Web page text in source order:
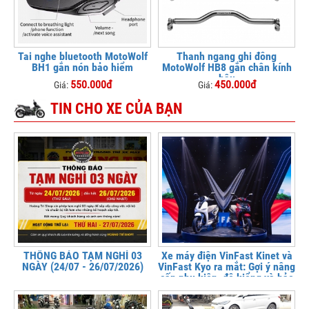
Tai nghe bluetooth MotoWolf
BH1 gắn nón bảo hiểm
Giá: 550.000đ
Thanh ngang ghi đông
MotoWolf HB8 gắn chân kính
hậu
Giá:450.000đ
TIN CHO XE CỦA BẠN
THÔNG BÁO TẠM NGHỈ 03
NGÀY (24/07 - 26/07/2026)
Xe máy điện VinFast Kinet và
VinFast Kyo ra mắt: Gợi ý nâng
cấp phụ kiện, độ kiểng và bảo
vệ xe tại